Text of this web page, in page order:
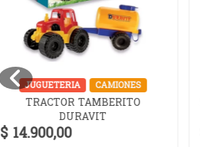
JUGUETERIA CAMIONES
TRACTOR TAMBERITO
DURAVIT
$ 14.900,00